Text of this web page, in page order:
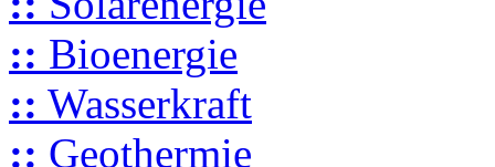
:: Bioenergie
:: Wasserkraft
:: Geothermie